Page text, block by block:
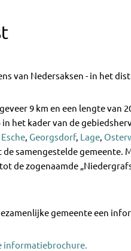
van Nedersaksen - in het
9 km en een lengte van
het kader van de
Esche, Georgsdorf, Lage,
samengestelde gemeente.
de zogenaamde
gemeente een
informatiebrochure.